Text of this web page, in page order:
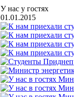
У нас у гостях
01.01.2015